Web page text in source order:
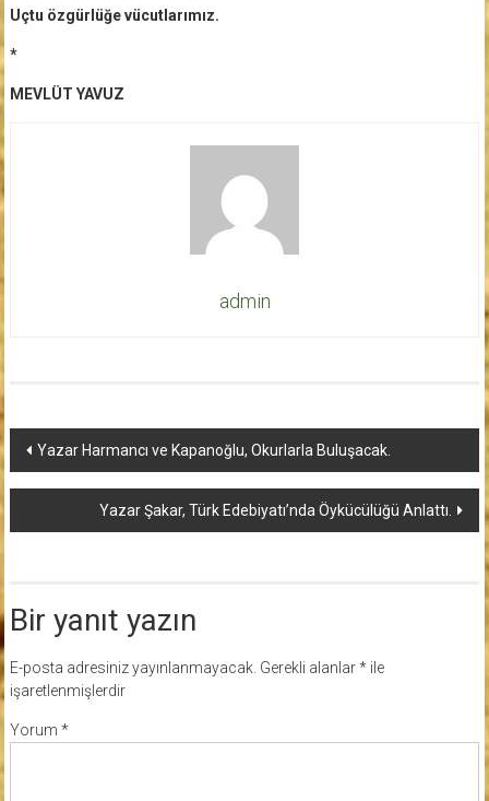
Uçtu özgürlüğe vücutlarımız.
*
MEVLÜT YAVUZ
admin
Yazı
dolaşımı
Yazar Harmancı ve Kapanoğlu, Okurlarla Buluşacak.
Yazar Şakar, Türk Edebiyatı’nda Öykücülüğü Anlattı.
Bir yanıt yazın
E-posta adresiniz yayınlanmayacak. Gerekli alanlar*ile
işaretlenmişlerdir
Yorum *